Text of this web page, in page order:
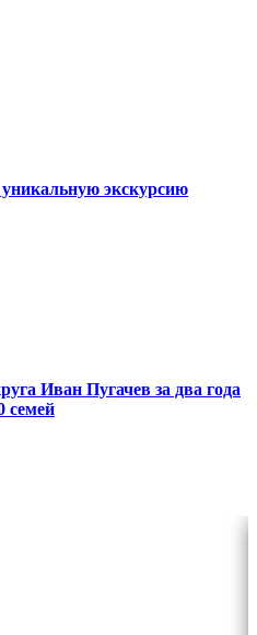
экскурсию
Иван Пугачев за два года
семей